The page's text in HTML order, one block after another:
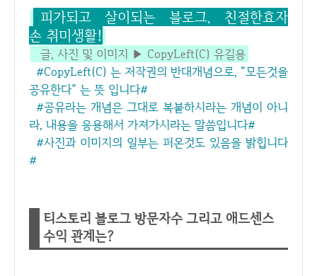
피가되고 살이되는 블로그, 친절한효자
손 취미생활!
글, 사진 및 이미지 ▶ CopyLeft(C) 유길용
#CopyLeft(C) 는 저작권의 반대개념으로, "모든것을
공유한다" 는 뜻 입니다#
#공유라는 개념은 그대로 복붙하시라는 개념이 아니
라, 내용을 응용해서 가져가시라는 말씀입니다#
#사진과 이미지의 일부는 퍼온것도 있음을 밝힙니다
#
티스토리 블로그 방문자수 그리고 애드센스
수익 관계는?